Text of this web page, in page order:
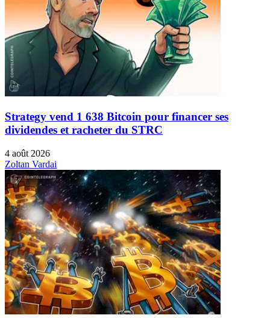
Strategy vend 1 638 Bitcoin pour financer ses
dividendes et racheter du STRC
4 août 2026
Zoltan Vardai